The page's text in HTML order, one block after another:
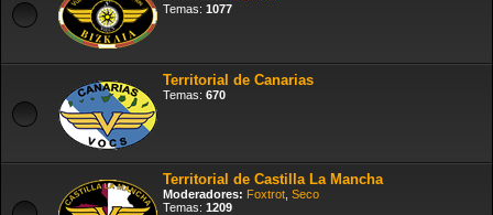
Temas: 1077
Territorial de Canarias
Temas: 670
Territorial de Castilla La Mancha
Moderadores: Foxtrot Seco
Temas: 1209